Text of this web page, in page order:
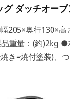
グ ダッチオー
205×奥行130×
重量：(約)2kg ●
き=焼付塗装)、